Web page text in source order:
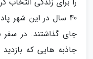
40 سال در این شهر
جای گذاشتند. در
جاذبه هایی که بازدید